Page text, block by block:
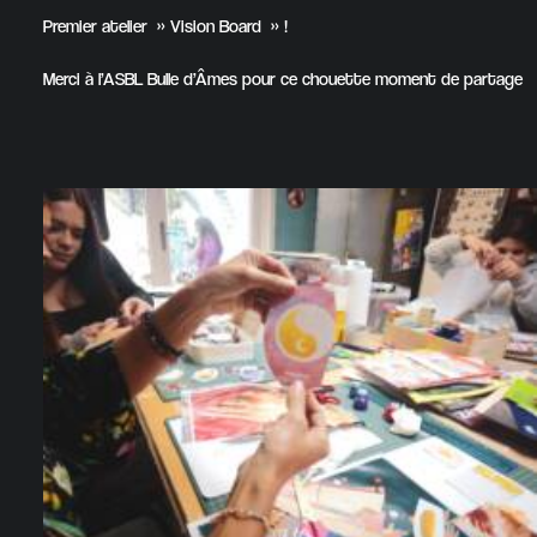
Premier atelier » Vision Board » !
Merci à l’ASBL Bulle d’Âmes pour ce chouette moment de partage